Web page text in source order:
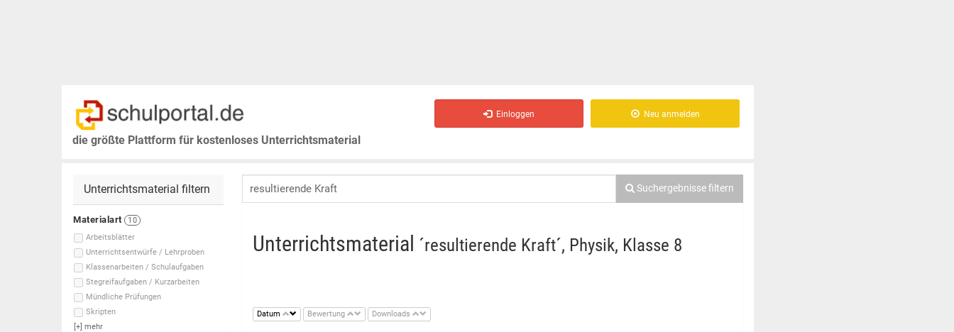
die größte Plattform für kostenloses Unterrichtsmaterial
Einloggen Neu anmelden
Unterrichtsmaterial filtern
Materialart
10
Arbeitsblätter
Unterrichtsentwürfe / Lehrproben
Klassenarbeiten / Schulaufgaben
Stegreifaufgaben / Kurzarbeiten
Mündliche Prüfungen
Skripten
[+] mehr
Suchergebnisse filtern
Unterrichtsmaterial ´resultierende Kraft´, Physik, Klasse 8
Datum Bewertung Downloads